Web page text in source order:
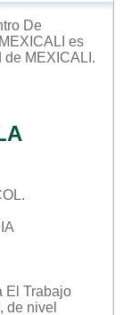
De
MEXICALI es
de MEXICALI .
El Trabajo
, de nivel